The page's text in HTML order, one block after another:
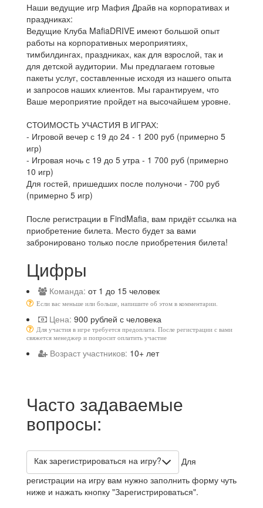
Наши ведущие игр Мафия Драйв на корпоративах и
праздниках:
Ведущие Клуба MafiaDRIVE имеют большой опыт
работы на корпоративных мероприятиях,
тимбилдингах, праздниках, как для взрослой, так и
для детской аудитории. Мы предлагаем готовые
пакеты услуг, составленные исходя из нашего опыта
и запросов наших клиентов. Мы гарантируем, что
Ваше мероприятие пройдет на высочайшем уровне.
СТОИМОСТЬ УЧАСТИЯ В ИГРАХ:
- Игровой вечер с 19 до 24 - 1 200 руб (примерно 5
игр)
- Игровая ночь с 19 до 5 утра - 1 700 руб (примерно
10 игр)
Для гостей, пришедших после полуночи - 700 руб
(примерно 5 игр)
После регистрации в FindMafia, вам придёт ссылка на
приобретение билета. Место будет за вами
забронировано только после приобретения билета!
Цифры
Команда: от 1 до 15 человек
Если вас меньше или больше, напишите об этом в комментарии.
Цена: 900 рублей с человека
Для участия в игре требуется предоплата. После регистрации с вами
свяжется менеджер и попросит оплатить участие
Возраст участников: 10+ лет
Часто задаваемые
вопросы:
Как зарегистрироваться на игру?
Для
регистрации на игру вам нужно заполнить форму чуть
ниже и нажать кнопку "Зарегистрироваться".